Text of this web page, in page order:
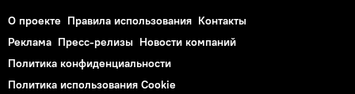
О проекте Правила использования Контакты
Реклама Пресс-релизы Новости компаний
Политика конфиденциальности
Политика использования Cookie